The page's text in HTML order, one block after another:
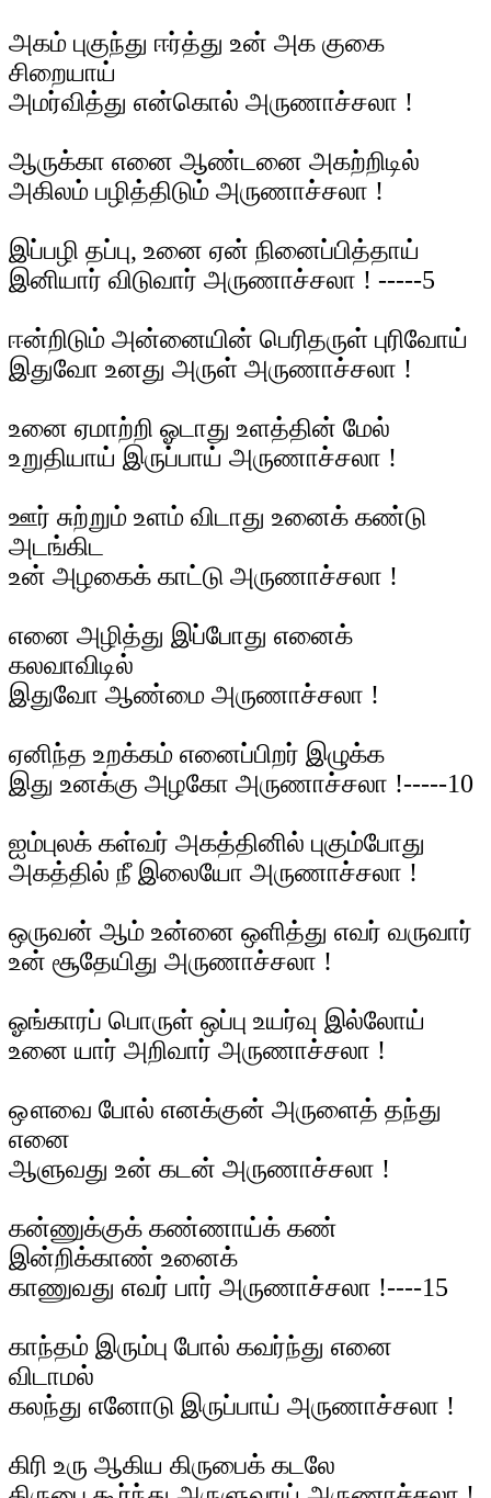
அகம் புகுந்து ஈர்த்து உன் அக குகை
சிறையாய்
அமர்வித்து என்கொல் அருணாச்சலா !
ஆருக்கா எனை ஆண்டனை அகற்றிடில்
அகிலம் பழித்திடும் அருணாச்சலா !
இப்பழி தப்பு, உனை ஏன் நினைப்பித்தாய்
இனியார் விடுவார் அருணாச்சலா ! -----5
ஈன்றிடும் அன்னையின் பெரிதருள் புரிவோய்
இதுவோ உனது அருள் அருணாச்சலா !
உனை ஏமாற்றி ஓடாது உளத்தின் மேல்
உறுதியாய் இருப்பாய் அருணாச்சலா !
ஊர் சுற்றும் உளம் விடாது உனைக் கண்டு
அடங்கிட
உன் அழகைக் காட்டு அருணாச்சலா !
எனை அழித்து இப்போது எனைக்
கலவாவிடில்
இதுவோ ஆண்மை அருணாச்சலா !
ஏனிந்த உறக்கம் எனைப்பிறர் இழுக்க
இது உனக்கு அழகோ அருணாச்சலா !-----10
ஐம்புலக் கள்வர் அகத்தினில் புகும்போது
அகத்தில் நீ இலையோ அருணாச்சலா !
ஒருவன் ஆம் உன்னை ஒளித்து எவர் வருவார்
உன் சூதேயிது அருணாச்சலா !
ஓங்காரப் பொருள் ஒப்பு உயர்வு இல்லோய்
உனை யார் அறிவார் அருணாச்சலா !
ஔவை போல் எனக்குன் அருளைத் தந்து
எனை
ஆளுவது உன் கடன் அருணாச்சலா !
கன்ணுக்குக் கண்ணாய்க் கண்
இன்றிக்காண் உனைக்
காணுவது எவர் பார் அருணாச்சலா !----15
காந்தம் இரும்பு போல் கவர்ந்து எனை
விடாமல்
கலந்து எனோடு இருப்பாய் அருணாச்சலா !
கிரி உரு ஆகிய கிருபைக் கடலே